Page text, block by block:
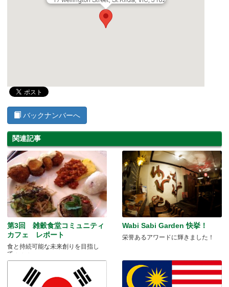
バックナンバーへ
関連記事
第3回 雑穀食堂コミュニティ
カフェ レポート
食と持続可能な未来創りを目指し
て・・・
Wabi Sabi Garden 快挙！
栄誉あるアワードに輝きました！